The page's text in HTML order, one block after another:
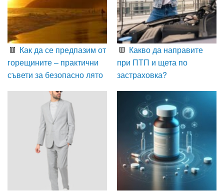
Как да се предпазим от
горещините – практични
съвети за безопасно лято
Какво да направите
при ПТП и щета по
застраховка?